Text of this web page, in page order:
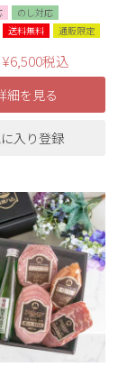
のし対応
送料無料 通販限定
¥6,500税込
細を見る
入り登録